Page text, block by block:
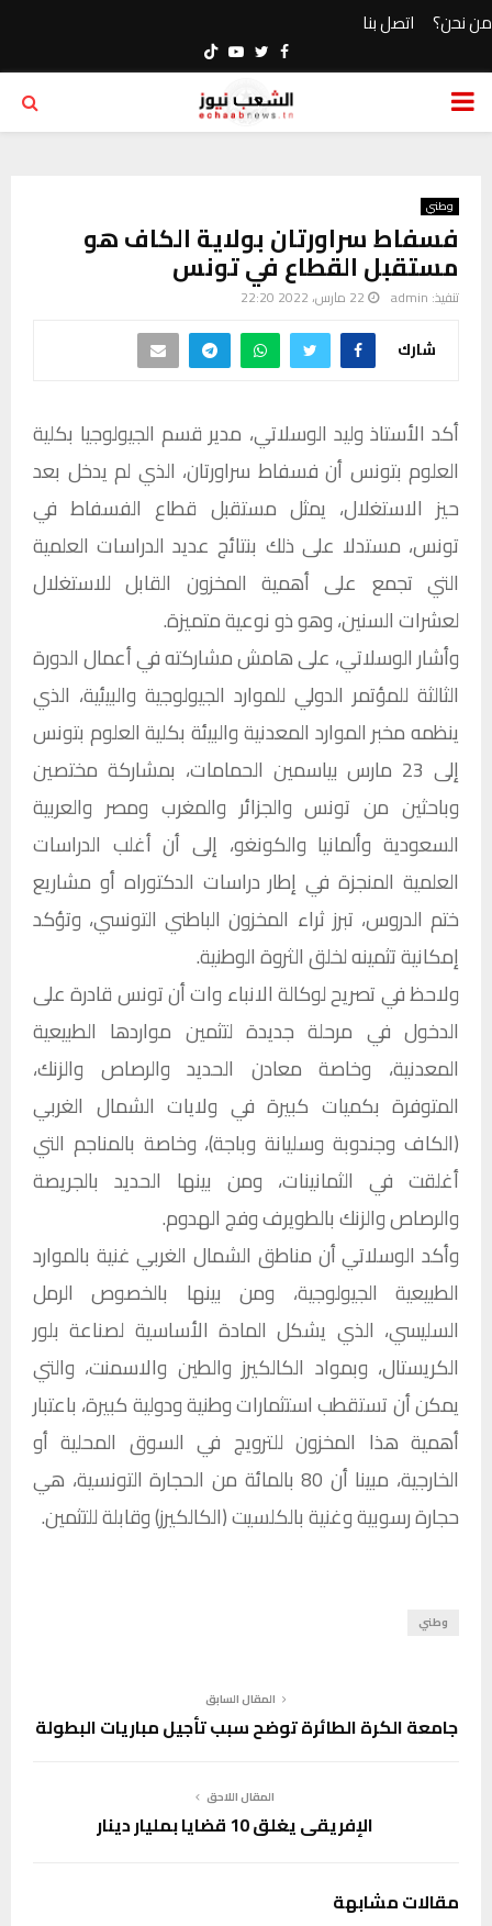
من نحن؟ اتصل بنا
Facebook
Twitter
Youtube
PRIMARY
وطني
فسفاط سراورتان بولاية الكاف هو
مستقبل القطاع في تونس
تنفيذ: admin 22 مارس، 2022 22:20
شارك
أكد الأستاذ وليد الوسلاتي، مدير قسم الجيولوجيا بكلية
العلوم بتونس أن فسفاط سراورتان، الذي لم يدخل بعد
حيز الاستغلال، يمثل مستقبل قطاع الفسفاط في
تونس، مستدلا على ذلك بنتائج عديد الدراسات العلمية
التي تجمع على أهمية المخزون القابل للاستغلال
لعشرات السنين، وهو ذو نوعية متميزة.
وأشار الوسلاتي، على هامش مشاركته في أعمال الدورة
الثالثة للمؤتمر الدولي للموارد الجيولوجية والبيئية، الذي
ينظمه مخبر الموارد المعدنية والبيئة بكلية العلوم بتونس
إلى 23 مارس بياسمين الحمامات، بمشاركة مختصين
وباحثين من تونس والجزائر والمغرب ومصر والعربية
السعودية وألمانيا والكونغو، إلى أن أغلب الدراسات
العلمية المنجزة في إطار دراسات الدكتوراه أو مشاريع
ختم الدروس، تبرز ثراء المخزون الباطني التونسي، وتؤكد
إمكانية تثمينه لخلق الثروة الوطنية.
ولاحظ في تصريح لوكالة الانباء وات أن تونس قادرة على
الدخول في مرحلة جديدة لتثمين مواردها الطبيعية
المعدنية، وخاصة معادن الحديد والرصاص والزنك،
المتوفرة بكميات كبيرة في ولايات الشمال الغربي
(الكاف وجندوبة وسليانة وباجة)، وخاصة بالمناجم التي
أغلقت في الثمانينات، ومن بينها الحديد بالجريصة
والرصاص والزنك بالطويرف وفج الهدوم.
وأكد الوسلاتي أن مناطق الشمال الغربي غنية بالموارد
الطبيعية الجيولوجية، ومن بينها بالخصوص الرمل
السليسي، الذي يشكل المادة الأساسية لصناعة بلور
الكريستال، وبمواد الكالكيرز والطين والاسمنت، والتي
يمكن أن تستقطب استثمارات وطنية ودولية كبيرة، باعتبار
أهمية هذا المخزون للترويج في السوق المحلية أو
الخارجية، مبينا أن 80 بالمائة من الحجارة التونسية، هي
حجارة رسوبية وغنية بالكلسيت (الكالكيرز) وقابلة للتثمين.
وطني
المقال السابق
جامعة الكرة الطائرة توضح سبب تأجيل مباريات البطولة
المقال اللاحق
الإفريقي يغلق 10 قضايا بمليار دينار
مقالات مشابهة